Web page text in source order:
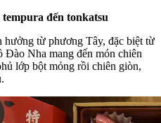
đến tonkatsu
từ phương Tây, đặc biệt từ
Nha mang đến món chiên
lớp bột mỏng rồi chiên giòn,